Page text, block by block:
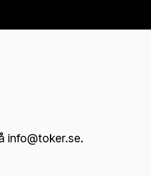
info@toker.se.